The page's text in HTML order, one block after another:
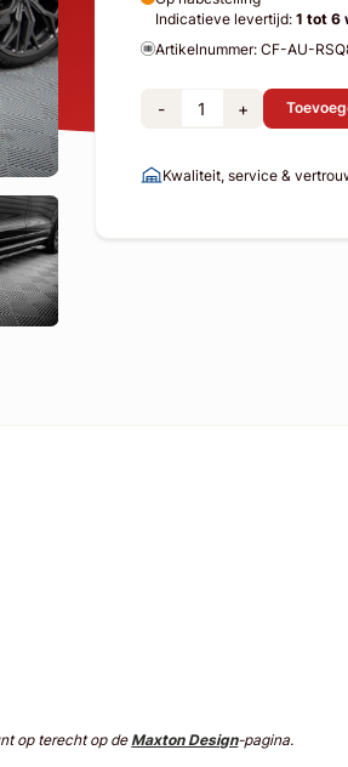
Indicatieve levertijd: 1 tot 6
Artikelnummer: CF-AU-
- +
Kwaliteit, service &
op terecht op deMaxton Design-pagina.